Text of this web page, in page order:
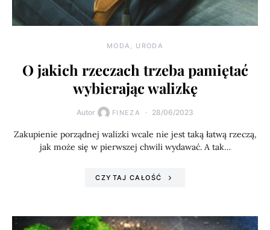
MODA, URODA
O jakich rzeczach trzeba pamiętać
wybierając walizkę
Autor FINEZA 28/06/2023
Zakupienie porządnej walizki wcale nie jest taką łatwą rzeczą,
jak może się w pierwszej chwili wydawać. A tak…
CZYTAJ CAŁOŚĆ